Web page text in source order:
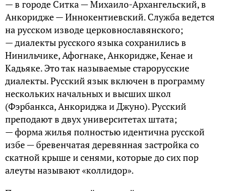
— в городе Ситка — Михаило-Архангельский, в
Анкоридже — Иннокентиевский. Служба ведется
на русском изводе церковнославянского;
— диалекты русского языка сохранились в
Нинильчике, Афогнаке, Анкоридже, Кенае и
Кадьяке. Это так называемые старорусские
диалекты. Русский язык включен в программу
нескольких начальных и высших школ
(Фэрбанкса, Анкориджа и Джуно). Русский
преподают в двух университетах штата;
— форма жилья полностью идентична русской
избе — бревенчатая деревянная застройка со
скатной крыше и сенями, которые до сих пор
алеуты называют «коллидор».